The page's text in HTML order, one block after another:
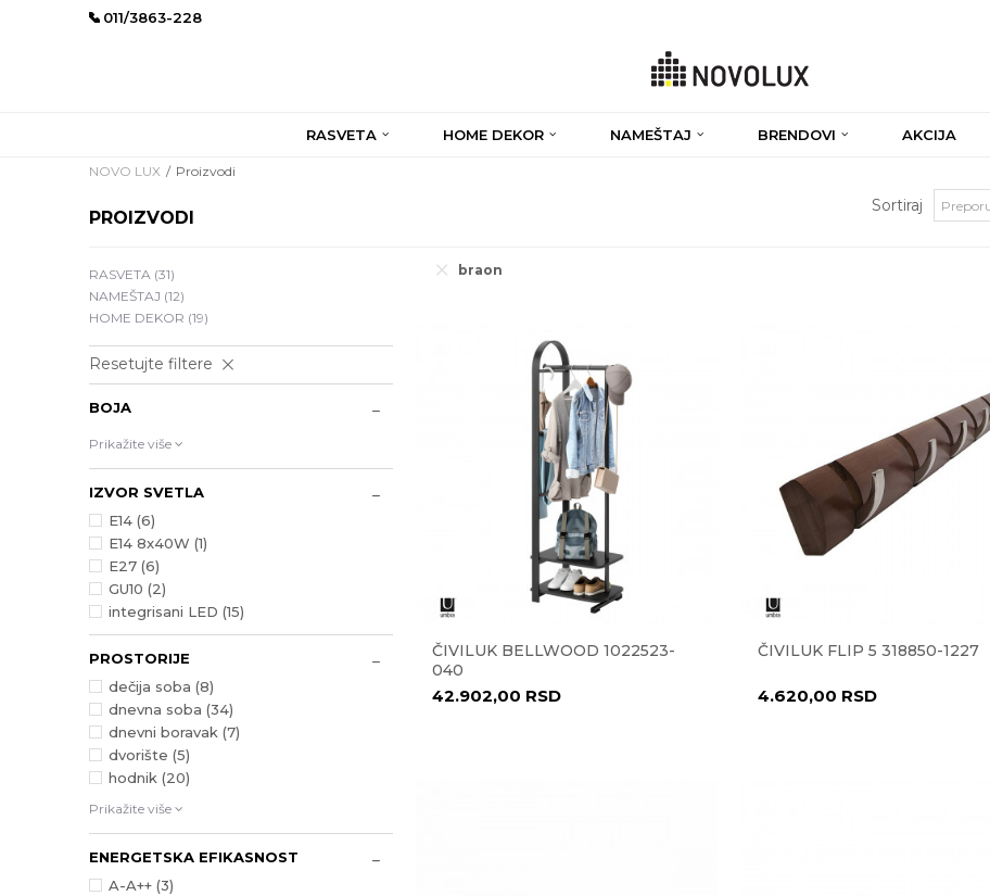
011/3863-228
RASVETA HOME DEKOR NAMEŠTAJ BRENDOVI AKCIJA
NOVO LUX Proizvodi
PROIZVODI
Sortiraj
RASVETA (31)
NAMEŠTAJ (12)
HOME DEKOR (19)
Resetujte filtere
BOJA
Prikažite više
IZVOR SVETLA
E14 (6)
E14 8x40W (1)
E27 (6)
GU10 (2)
integrisani LED (15)
PROSTORIJE
dečija soba (8)
dnevna soba (34)
dnevni boravak (7)
dvorište (5)
hodnik (20)
Prikažite više
ENERGETSKA EFIKASNOST
A-A++ (3)
braon
ČIVILUK BELLWOOD 1022523-
040
42.902,00 RSD
ČIVILUK FLIP 5 318850-1227
4.620,00 RSD